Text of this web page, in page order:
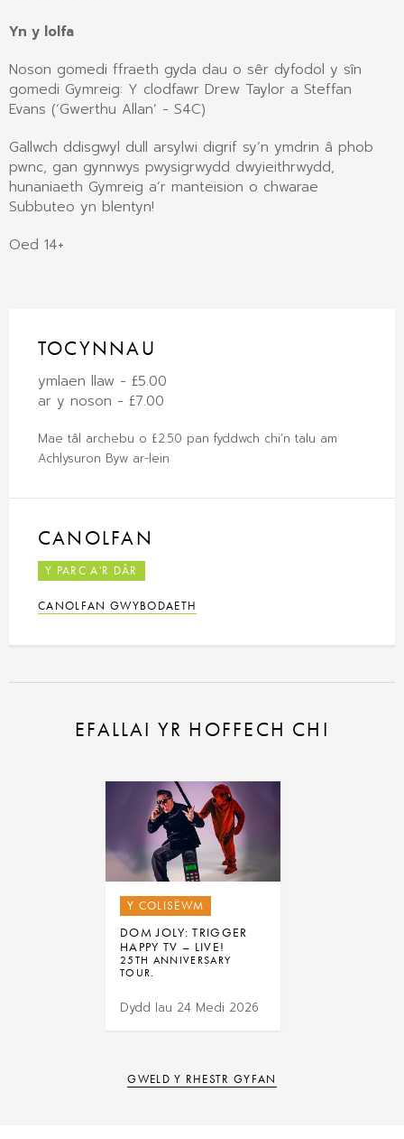
Yn y lolfa
Noson gomedi ffraeth gyda dau o sêr dyfodol y sîn
gomedi Gymreig: Y clodfawr Drew Taylor a Steffan
Evans (‘Gwerthu Allan’ - S4C)
Gallwch ddisgwyl dull arsylwi digrif sy’n ymdrin â phob
pwnc, gan gynnwys pwysigrwydd dwyieithrwydd,
hunaniaeth Gymreig a’r manteision o chwarae
Subbuteo yn blentyn!
Oed 14+
TOCYNNAU
ymlaen llaw - £5.00
ar y noson - £7.00
Mae tâl archebu o £2.50 pan fyddwch chi’n talu am
Achlysuron Byw ar-lein
CANOLFAN
Y PARC A'R DÂR
CANOLFAN GWYBODAETH
EFALLAI YR HOFFECH CHI
Y COLISËWM
DOM JOLY: TRIGGER
HAPPY TV – LIVE!
25TH ANNIVERSARY
TOUR.
Dydd Iau 24 Medi 2026
GWELD Y RHESTR GYFAN